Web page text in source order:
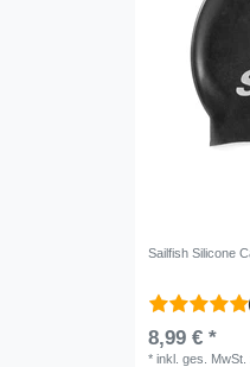
Sailfish Silicone
8,99 € *
*inkl. ges. MwSt.